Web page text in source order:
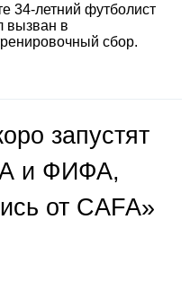
34-летний футболист
вызван в
сбор.
запустят
и ФИФА,
от CAFA»